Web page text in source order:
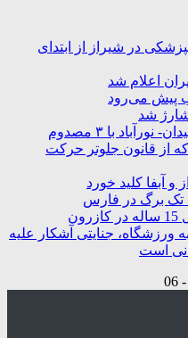
در شیراز از ابتدای
اعلام شد
پیش می‌رود
که از قانون جلوتر حرکت
آبفا کلید خورد
تک برگ در فارس
ورزشگاه، جنایتی آشکار علیه
است